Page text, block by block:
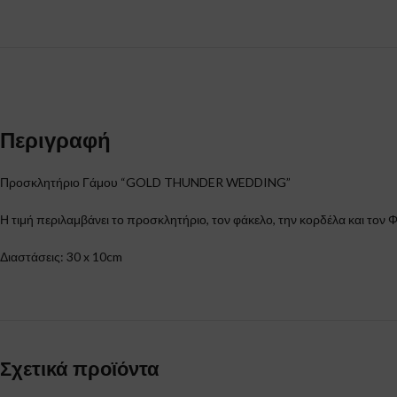
Περιγραφή
Προσκλητήριο Γάμου “GOLD THUNDER WEDDING”
Η τιμή περιλαμβάνει το προσκλητήριο, τον φάκελο, την κορδέλα και τον
Διαστάσεις: 30 x 10cm
Σχετικά προϊόντα